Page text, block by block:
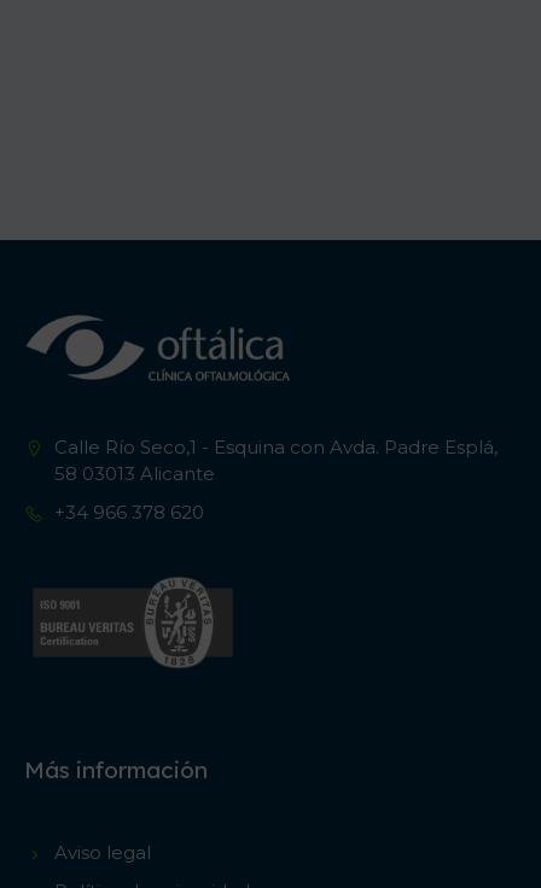
Calle Río Seco,1 - Esquina con Avda. Padre Esplá,
58 03013 Alicante
+34 966 378 620
Más información
Aviso legal